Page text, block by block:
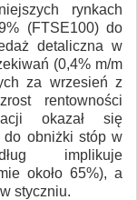
rynkach
(FTSE100) do
detaliczna w
(0,4% m/m
za wrzesień z
rentowności
okazał się
do obniżki stóp w
implikuje
około 65%), a
styczniu.